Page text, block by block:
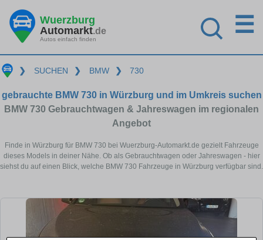
Wuerzburg
Automarkt.de
Autos einfach finden
☰
❯ SUCHEN ❯ BMW ❯ 730
gebrauchte BMW 730 in Würzburg und im Umkreis suchen
BMW 730 Gebrauchtwagen & Jahreswagen im regionalen
Angebot
Finde in Würzburg für BMW 730 bei Wuerzburg-Automarkt.de gezielt Fahrzeuge
dieses Models in deiner Nähe. Ob als Gebrauchtwagen oder Jahreswagen - hier
siehst du auf einen Blick, welche BMW 730 Fahrzeuge in Würzburg verfügbar sind.